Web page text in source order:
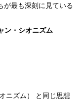
が最も深刻に見ている
ン・シオニズム
ニズム） と同じ思想